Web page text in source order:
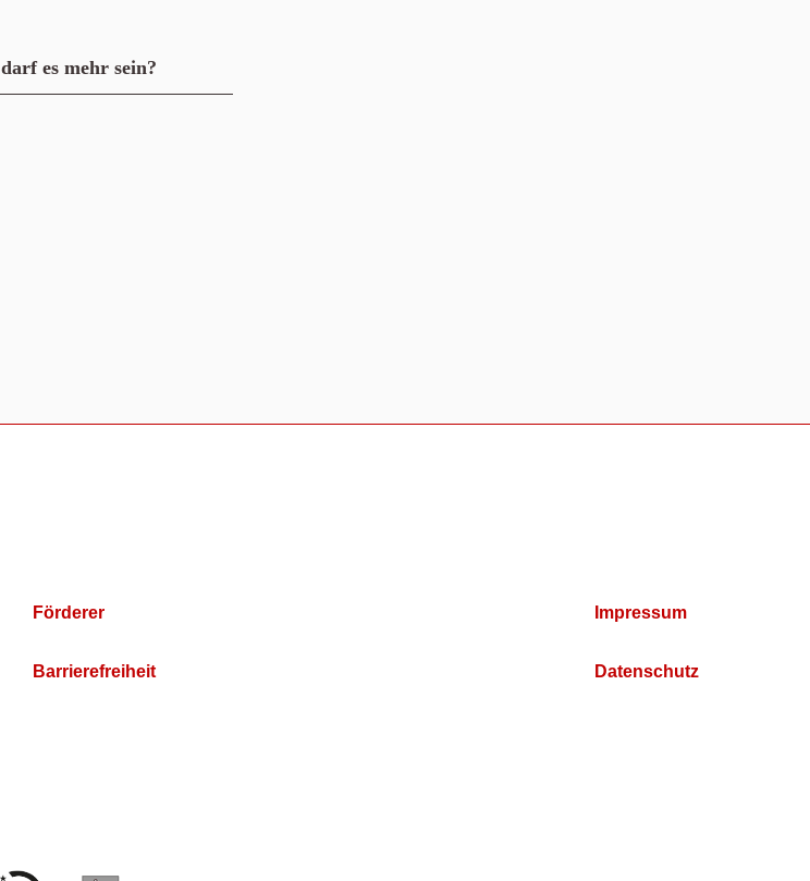
darf es mehr sein?
Förderer
Barrierefreiheit
Impressum
Datenschutz